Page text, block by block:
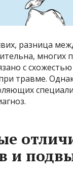
разница
многих
с
травме.
и